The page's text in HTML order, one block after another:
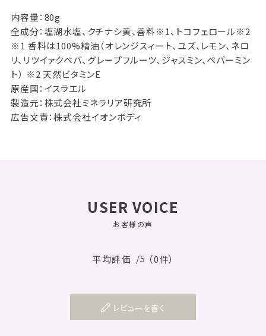
内容量：80g
全成分：塩湖水塩、クチナシ黄、香料※1、トコフェロール※2
※1 香料は100%精油（オレンジスィート、ユズ、レモン、ネロ
リ、リツイァクベバ、グレープフルーツ、ジャスミン、ペパーミン
ト） ※2 天然ビタミンE
原産国：イスラエル
製造元：株式会社ミネラリア研究所
広告文責：株式会社イオンボディ
USER VOICE
お客様の声
平均評価 /5 （0件）
レビューを書く